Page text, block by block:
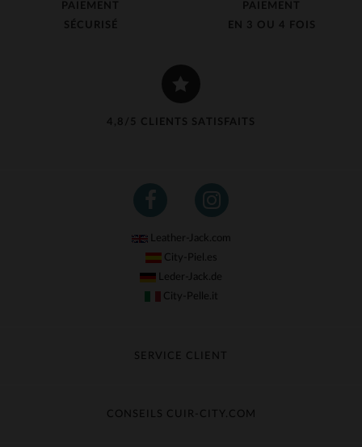
PAIEMENT
SÉCURISÉ
PAIEMENT
EN 3 OU 4 FOIS
4,8/5 CLIENTS SATISFAITS
Leather-Jack.com
City-Piel.es
Leder-Jack.de
City-Pelle.it
SERVICE CLIENT
Échange & Remboursement
CONSEILS CUIR-CITY.COM